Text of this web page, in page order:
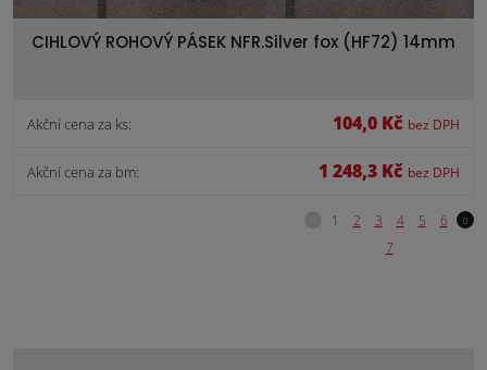
CIHLOVÝ ROHOVÝ PÁSEK NFR.Silver fox (HF72) 14mm
Akční cena za ks: 104,0 Kč bez DPH
Akční cena za bm: 1 248,3 Kč bez DPH